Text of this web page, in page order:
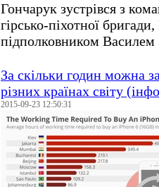
Гончарук зустрівся з
гірсько-піхотної
підполковником
За скільки годин можна
різних країнах світу
2015-09-23 12:50:31